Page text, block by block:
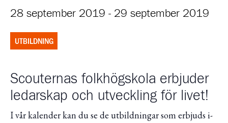
28 september 2019 - 29 september 2019
UTBILDNING
Scouternas folkhögskola erbjuder
ledarskap och utveckling för livet!
I vår kalender kan du se de utbildningar som erbjuds i-